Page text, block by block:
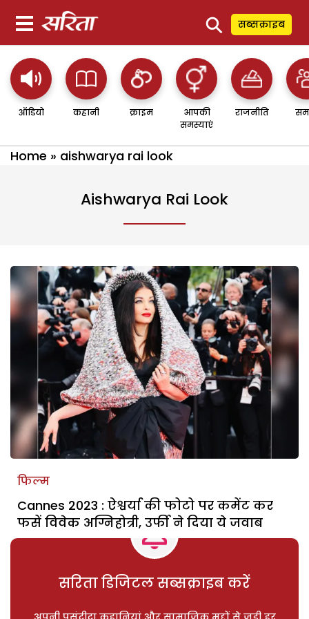
⚲ सब्सक्राइब
ऑडियो कहानी क्राइम
आपकी
समस्याएं
राजनीति
Home » aishwarya rai look
Aishwarya Rai Look
फिल्म
Cannes 2023 : ऐश्वर्या की फोटो पर कमेंट कर
फसें विवेक अग्निहोत्री, उर्फी ने दिया ये जवाब
सरिता डिजिटल सब्सक्राइब करें